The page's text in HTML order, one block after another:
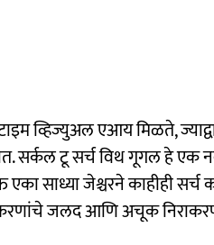
व्हिज्युअल एआय मिळते,
सर्कल टू सर्च विथ गूगल हे एक
साध्या जेश्चरने काहीही
जलद आणि अचूक